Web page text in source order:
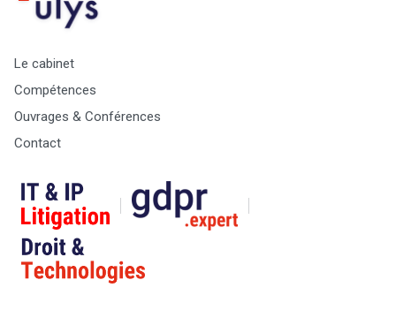
Le cabinet
Compétences
Ouvrages & Conférences
Contact